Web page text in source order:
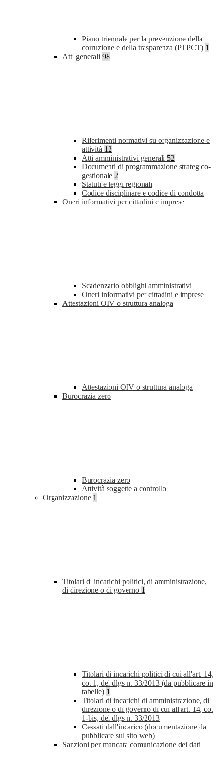
Piano triennale per la prevenzione della
corruzione e della trasparenza (PTPCT) 1
Atti generali 98
Riferimenti normativi su organizzazione e
attività 12
Atti amministrativi generali 52
Documenti di programmazione strategico-
gestionale 2
Statuti e leggi regionali
Codice disciplinare e codice di condotta
Oneri informativi per cittadini e imprese
Scadenzario obblighi amministrativi
Oneri informativi per cittadini e imprese
Attestazioni OIV o struttura analoga
Attestazioni OIV o struttura analoga
Burocrazia zero
Burocrazia zero
Attività soggette a controllo
Organizzazione 1
Titolari di incarichi politici, di amministrazione,
di direzione o di governo 1
Titolari di incarichi politici di cui all'art. 14,
co. 1, del dlgs n. 33/2013 (da pubblicare in
tabelle) 1
Titolari di incarichi di amministrazione, di
direzione o di governo di cui all'art. 14, co.
1-bis, del dlgs n. 33/2013
Cessati dall'incarico (documentazione da
pubblicare sul sito web)
Sanzioni per mancata comunicazione dei dati